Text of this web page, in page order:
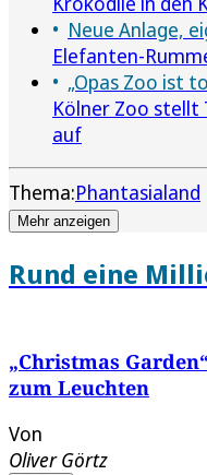
Neue Anlage,
Elefanten-
„Opas Zoo ist
Kölner Zoo stellt
auf
Thema:Phantasialand
Mehr anzeigen
Rund eine
„Christmas
zum Leuchten
Von
Oliver Görtz